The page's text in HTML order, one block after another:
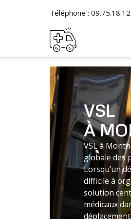
Téléphone :
VSL
À
VSL à
globale des
Lorsqu’un
difficile à
solution
médicaux